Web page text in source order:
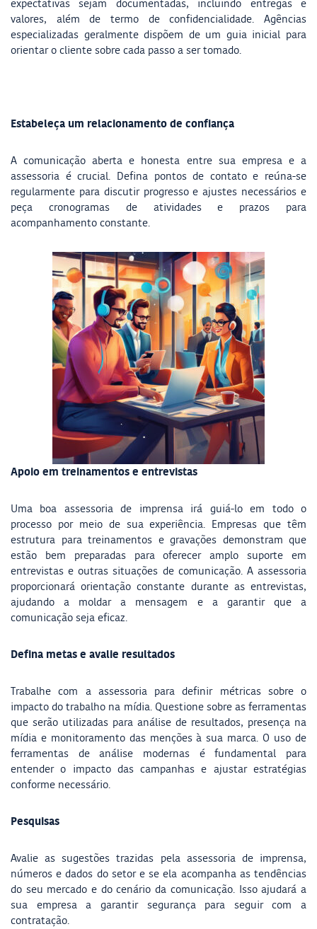
valores, além de termo de confidencialidade. Agências
especializadas geralmente dispõem de um guia inicial para
orientar o cliente sobre cada passo a ser tomado.
Estabeleça um relacionamento de confiança
A comunicação aberta e honesta entre sua empresa e a
assessoria é crucial. Defina pontos de contato e reúna-se
regularmente para discutir progresso e ajustes necessários e
peça cronogramas de atividades e prazos para
acompanhamento constante.
Apoio em treinamentos e entrevistas
Uma boa assessoria de imprensa irá guiá-lo em todo o
processo por meio de sua experiência. Empresas que têm
estrutura para treinamentos e gravações demonstram que
estão bem preparadas para oferecer amplo suporte em
entrevistas e outras situações de comunicação. A assessoria
proporcionará orientação constante durante as entrevistas,
ajudando a moldar a mensagem e a garantir que a
comunicação seja eficaz.
Defina metas e avalie resultados
Trabalhe com a assessoria para definir métricas sobre o
impacto do trabalho na mídia. Questione sobre as ferramentas
que serão utilizadas para análise de resultados, presença na
mídia e monitoramento das menções à sua marca. O uso de
ferramentas de análise modernas é fundamental para
entender o impacto das campanhas e ajustar estratégias
conforme necessário.
Pesquisas
Avalie as sugestões trazidas pela assessoria de imprensa,
números e dados do setor e se ela acompanha as tendências
do seu mercado e do cenário da comunicação. Isso ajudará a
sua empresa a garantir segurança para seguir com a
contratação.